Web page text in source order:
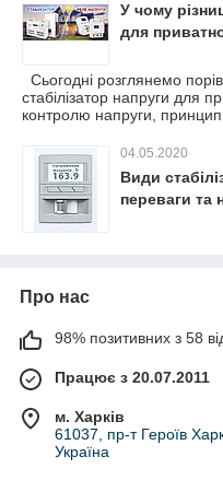
У чому
для
Сьогодні розглянемо
стабілізатор напруги для
контролю напруги, принцип
04.05.2020
Види
переваги та
Про нас
98% позитивних з 58
Працює з 20.07.2011
м. Харків
61037, пр-т Героїв
Україна